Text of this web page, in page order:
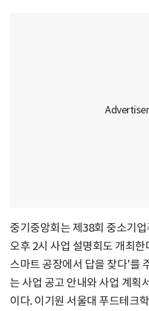
중기중앙회는 제38회 중소기
오후 2시 사업 설명회도 개최
스마트 공장에서 답을 찾다'를
는 사업 공고 안내와 사업 계획
이다. 이기원 서울대 푸드테크